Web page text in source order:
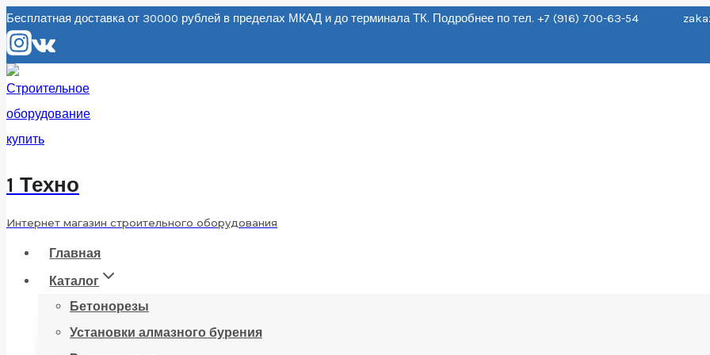
Перейти
к
содержанию
Бесплатная доставка от 30000 рублей в пределах МКАД и до терминала ТК. Подробнее по тел. +7 (916) 700-63-54
1 Техно
Интернет магазин строительного оборудования
Главная
Каталог
Бетонорезы
Установки алмазного бурения